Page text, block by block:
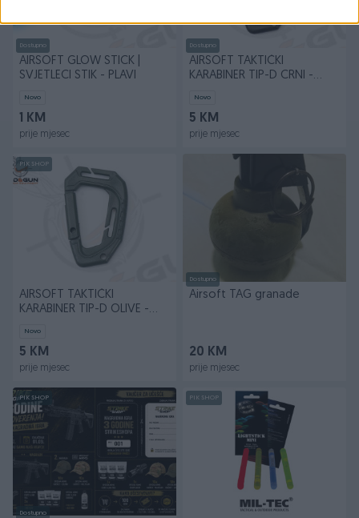
Dostupno
AIRSOFT GLOW STICK |
SVJETLECI STIK - PLAVI
Novo
1 KM
prije mjesec
Dostupno
AIRSOFT TAKTIČKI
KARABINER TIP-D CRNI -
Novo
5 KM
prije mjesec
PIK SHOP
AIRSOFT TAKTIČKI
KARABINER TIP-D OLIVE -
Novo
5 KM
prije mjesec
Dostupno
Airsoft TAG granade
20 KM
prije mjesec
PIK SHOP
Dostupno
PIK SHOP